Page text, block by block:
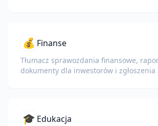
💰 Finanse
Tłumacz sprawozdania finansowe,
dokumenty dla inwestorów i
🎓 Edukacja